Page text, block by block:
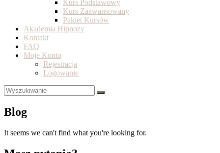
Kurs Podstawowy
Kurs Zaawansowany
Pakiet Kursów
Akademia Hipnozy
Kontakt
FAQ
Moje Konto
Rejestracja
Logowanie
Blog
It seems we can't find what you're looking for.